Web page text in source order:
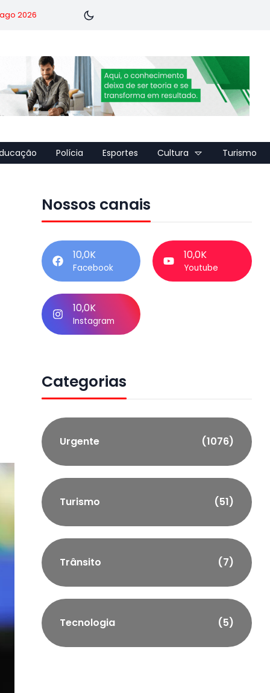
2026
Polícia Esportes Cultura Turismo
Nossos canais
10,0K
Facebook
10,0K
Youtube
10,0K
Instagram
Categorias
Urgente (1076)
Turismo (51)
Trânsito (7)
Tecnologia (5)